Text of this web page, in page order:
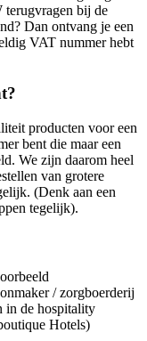
bij de
Dan ontvang je een
VAT nummer hebt
producten voor een
bent die maar een
We zijn daarom heel
van grotere
(Denk aan een
tegelijk).
/ zorgboerderij
in de hospitality
Hotels)